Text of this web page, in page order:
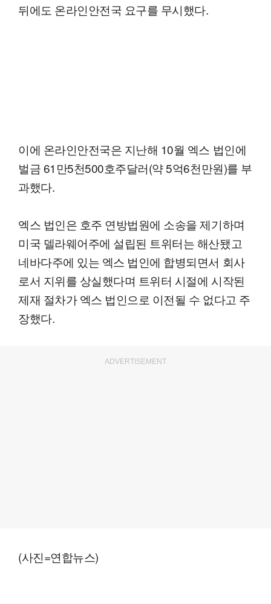
뒤에도 온라인안전국 요구를 무시했다.
이에 온라인안전국은 지난해 10월 엑스 법인에
벌금 61만5천500호주달러(약 5억6천만원)를 부
과했다.
엑스 법인은 호주 연방법원에 소송을 제기하며
미국 델라웨어주에 설립된 트위터는 해산됐고
네바다주에 있는 엑스 법인에 합병되면서 회사
로서 지위를 상실했다며 트위터 시절에 시작된
제재 절차가 엑스 법인으로 이전될 수 없다고 주
장했다.
ADVERTISEMENT
(사진=연합뉴스)